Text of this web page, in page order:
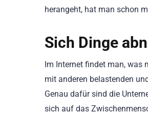
herangeht, hat man schon
Sich Dinge
Im Internet findet man, was
mit anderen belastenden
Genau dafür sind die
sich auf das